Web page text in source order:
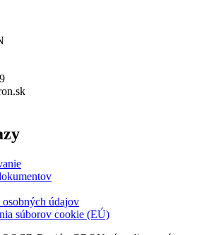
osobných údajov
súborov cookie (EÚ)